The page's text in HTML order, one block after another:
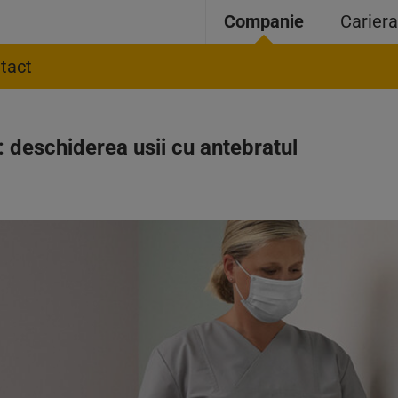
Companie Cariera
usii cu antebratul